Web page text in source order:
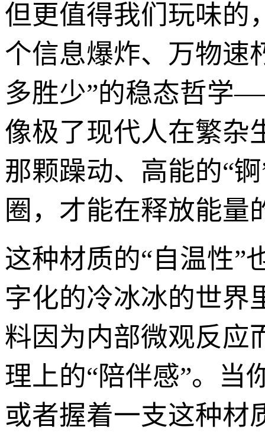
但更值得我们玩味的
个信息爆炸、万物速
多胜少”的稳态哲学
像极了现代人在繁杂
那颗躁动、高能的“
圈，才能在释放能量
这种材质的“自温性”
字化的冷冰冰的世界
料因为内部微观反应
理上的“陪伴感”。当
或者握着一支这种材